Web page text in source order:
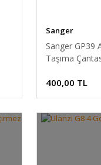
Sanger
Sanger GP39
Taşıma
400,00 TL